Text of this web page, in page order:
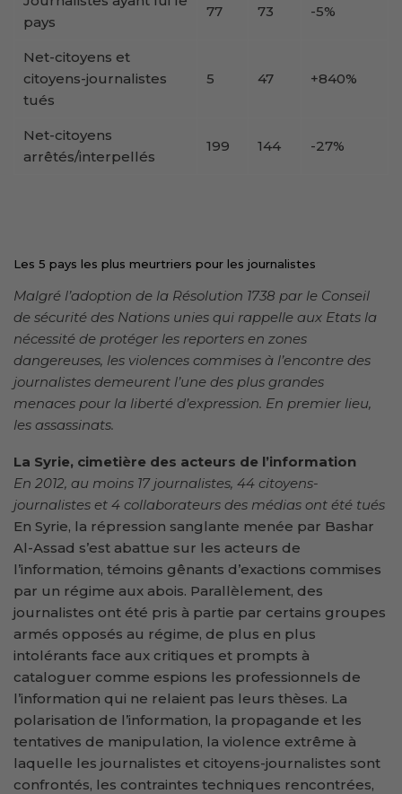
pays
77 73 -5%
Net-citoyens et
citoyens-journalistes
tués
5 47 +840%
Net-citoyens
arrêtés/interpellés
199 144 -27%
Les 5 pays les plus meurtriers pour les journalistes
Malgré l’adoption de la Résolution 1738 par le Conseil
de sécurité des Nations unies qui rappelle aux Etats la
nécessité de protéger les reporters en zones
dangereuses, les violences commises à l’encontre des
journalistes demeurent l’une des plus grandes
menaces pour la liberté d’expression. En premier lieu,
les assassinats.
La Syrie, cimetière des acteurs de l’information
En 2012, au moins 17 journalistes, 44 citoyens-
journalistes et 4 collaborateurs des médias ont été tués
En Syrie, la répression sanglante menée par Bashar
Al-Assad s’est abattue sur les acteurs de
l’information, témoins gênants d’exactions commises
par un régime aux abois. Parallèlement, des
journalistes ont été pris à partie par certains groupes
armés opposés au régime, de plus en plus
intolérants face aux critiques et prompts à
cataloguer comme espions les professionnels de
l’information qui ne relaient pas leurs thèses. La
polarisation de l’information, la propagande et les
tentatives de manipulation, la violence extrême à
laquelle les journalistes et citoyens-journalistes sont
confrontés, les contraintes techniques rencontrées,